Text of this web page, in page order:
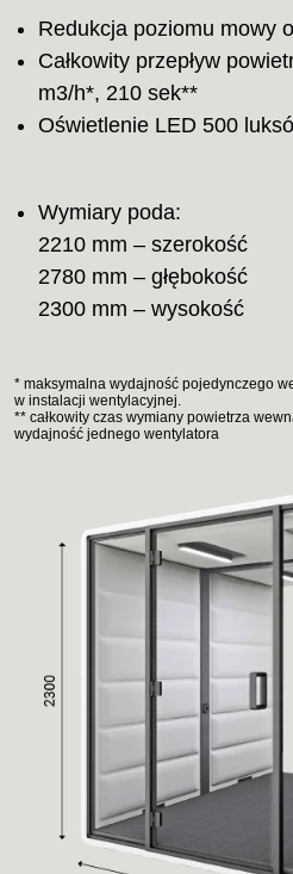
Redukcja poziomu mowy
Całkowity przepływ
m3/h*, 210 sek**
Oświetlenie LED 500
Wymiary poda:
2210 mm – szerokość
2780 mm – głębokość
2300 mm – wysokość
* maksymalna wydajność pojedynczego
w instalacji wentylacyjnej.
** całkowity czas wymiany powietrza
wydajność jednego wentylatora